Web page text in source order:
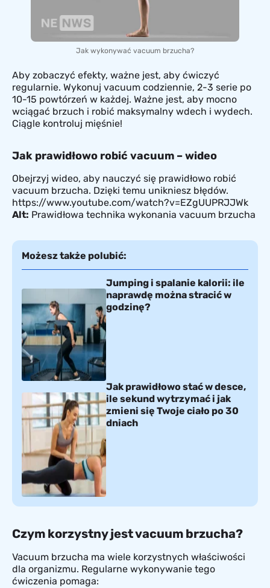
Jak wykonywać vacuum brzucha?
Aby zobaczyć efekty, ważne jest, aby ćwiczyć
regularnie. Wykonuj vacuum codziennie, 2-3 serie po
10-15 powtórzeń w każdej. Ważne jest, aby mocno
wciągać brzuch i robić maksymalny wdech i wydech.
Ciągle kontroluj mięśnie!
Jak prawidłowo robić vacuum – wideo
Obejrzyj wideo, aby nauczyć się prawidłowo robić
vacuum brzucha. Dzięki temu unikniesz błędów.
https://www.youtube.com/watch?v=EZgUUPRJJWk
Alt: Prawidłowa technika wykonania vacuum brzucha
Możesz także polubić:
Jumping i spalanie kalorii: ile
naprawdę można stracić w
godzinę?
Jak prawidłowo stać w desce,
ile sekund wytrzymać i jak
zmieni się Twoje ciało po 30
dniach
Czym korzystny jest vacuum brzucha?
Vacuum brzucha ma wiele korzystnych właściwości
dla organizmu. Regularne wykonywanie tego
ćwiczenia pomaga: